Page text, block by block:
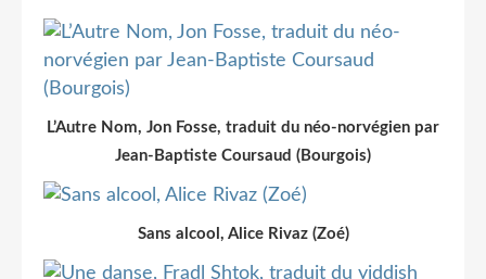
L’Autre Nom, Jon Fosse, traduit du néo-norvégien par
Jean-Baptiste Coursaud (Bourgois)
Sans alcool, Alice Rivaz (Zoé)